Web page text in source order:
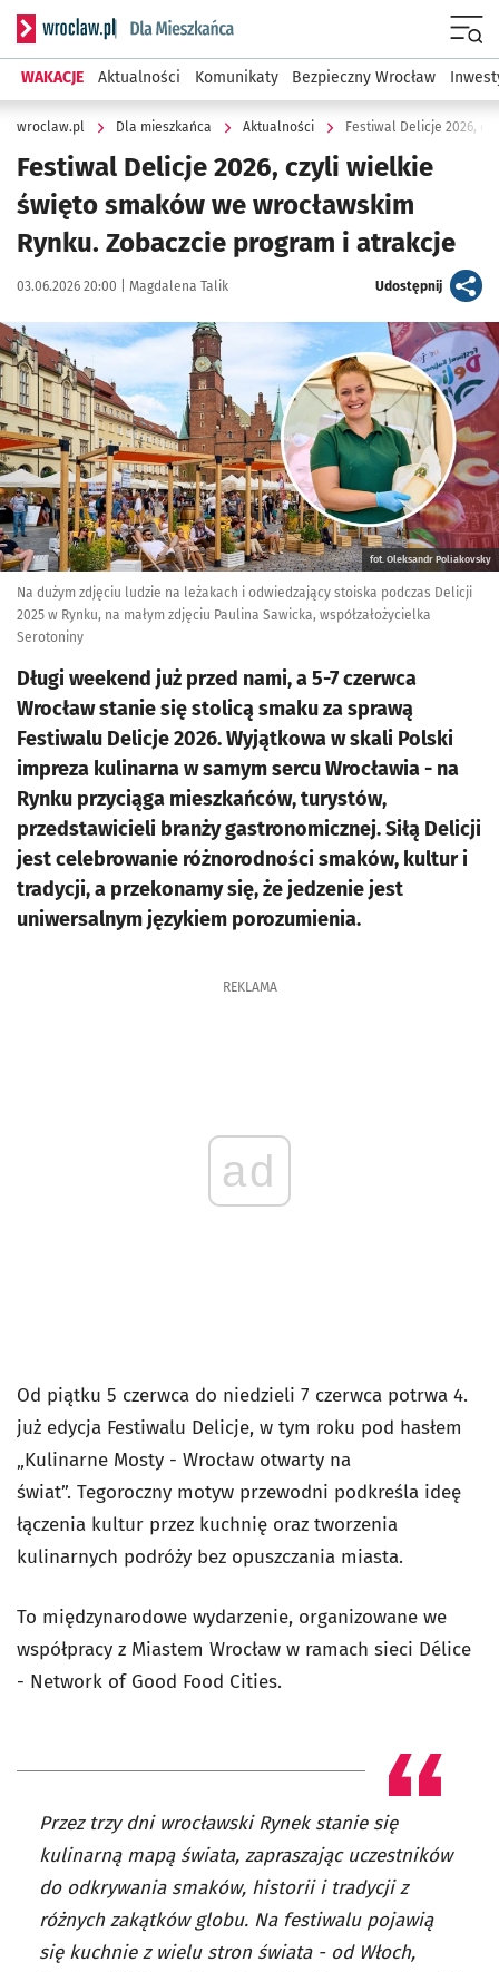
Serwis informacyjny wroclaw.pl podserwis: Dla mieszkańca
WAKACJE Aktualności Komunikaty Bezpieczny Wrocław
wroclaw.pl Dla mieszkańca Aktualności
Festiwal Delicje 2026, czyli wielkie
święto smaków we wrocławskim
Rynku. Zobaczcie program i atrakcje
Data publikacji:
03.06.2026 20:00 | Autor:
Magdalena Talik Udostępnijartykuł
Kliknij, aby powiększyć
fot. Oleksandr Poliakovsky
Na dużym zdjęciu ludzie na leżakach i odwiedzający stoiska podczas Delicji
2025 w Rynku, na małym zdjęciu Paulina Sawicka, współzałożycielka
Serotoniny
Długi weekend już przed nami, a 5-7 czerwca
Wrocław stanie się stolicą smaku za sprawą
Festiwalu Delicje 2026. Wyjątkowa w skali Polski
impreza kulinarna w samym sercu Wrocławia - na
Rynku przyciąga mieszkańców, turystów,
przedstawicieli branży gastronomicznej. Siłą Delicji
jest celebrowanie różnorodności smaków, kultur i
tradycji, a przekonamy się, że jedzenie jest
uniwersalnym językiem porozumienia.
REKLAMA
ad
Od piątku 5 czerwca do niedzieli 7 czerwca potrwa 4.
już edycja Festiwalu Delicje, w tym roku pod hasłem
„Kulinarne Mosty - Wrocław otwarty na
świat”. Tegoroczny motyw przewodni podkreśla ideę
łączenia kultur przez kuchnię oraz tworzenia
kulinarnych podróży bez opuszczania miasta.
To międzynarodowe wydarzenie, organizowane we
współpracy z Miastem Wrocław w ramach sieci Délice
- Network of Good Food Cities.
Przez trzy dni wrocławski Rynek stanie się
kulinarną mapą świata, zapraszając uczestników
do odkrywania smaków, historii i tradycji z
różnych zakątków globu. Na festiwalu pojawią
się kuchnie z wielu stron świata - od Włoch,